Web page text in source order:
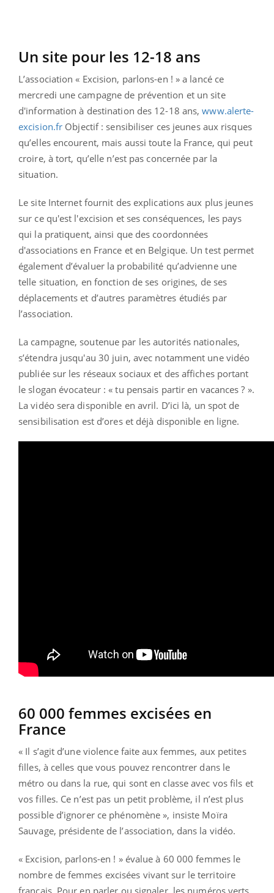
Un site pour les 12-18 ans
L’association « Excision, parlons-en ! » a lancé ce
mercredi une campagne de prévention et un site
d'information à destination des 12-18 ans,www.alerte-
excision.fr Objectif : sensibiliser ces jeunes aux risques
qu’elles encourent, mais aussi toute la France, qui peut
croire, à tort, qu’elle n’est pas concernée par la
situation.
Le site Internet fournit des explications aux plus jeunes
sur ce qu'est l'excision et ses conséquences, les pays
qui la pratiquent, ainsi que des coordonnées
d'associations en France et en Belgique. Un test permet
également d’évaluer la probabilité qu’advienne une
telle situation, en fonction de ses origines, de ses
déplacements et d’autres paramètres étudiés par
l’association.
La campagne, soutenue par les autorités nationales,
s’étendra jusqu'au 30 juin, avec notamment une vidéo
publiée sur les réseaux sociaux et des affiches portant
le slogan évocateur : « tu pensais partir en vacances ? ».
La vidéo sera disponible en avril. D’ici là, un spot de
sensibilisation est d’ores et déjà disponible en ligne.
60 000 femmes excisées en
France
« Il s’agit d’une violence faite aux femmes, aux petites
filles, à celles que vous pouvez rencontrer dans le
métro ou dans la rue, qui sont en classe avec vos fils et
vos filles. Ce n’est pas un petit problème, il n’est plus
possible d’ignorer ce phénomène », insiste Moïra
Sauvage, présidente de l’association, dans la vidéo.
« Excision, parlons-en ! » évalue à 60 000 femmes le
nombre de femmes excisées vivant sur le territoire
français. Pour en parler ou signaler, les numéros verts